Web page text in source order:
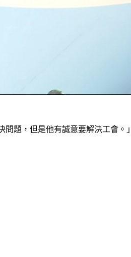
題，但是他有誠意要解決工會。」